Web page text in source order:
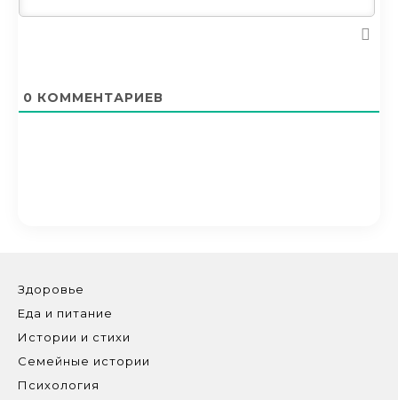
0 КОММЕНТАРИЕВ
Здоровье
Еда и питание
Истории и стихи
Семейные истории
Психология